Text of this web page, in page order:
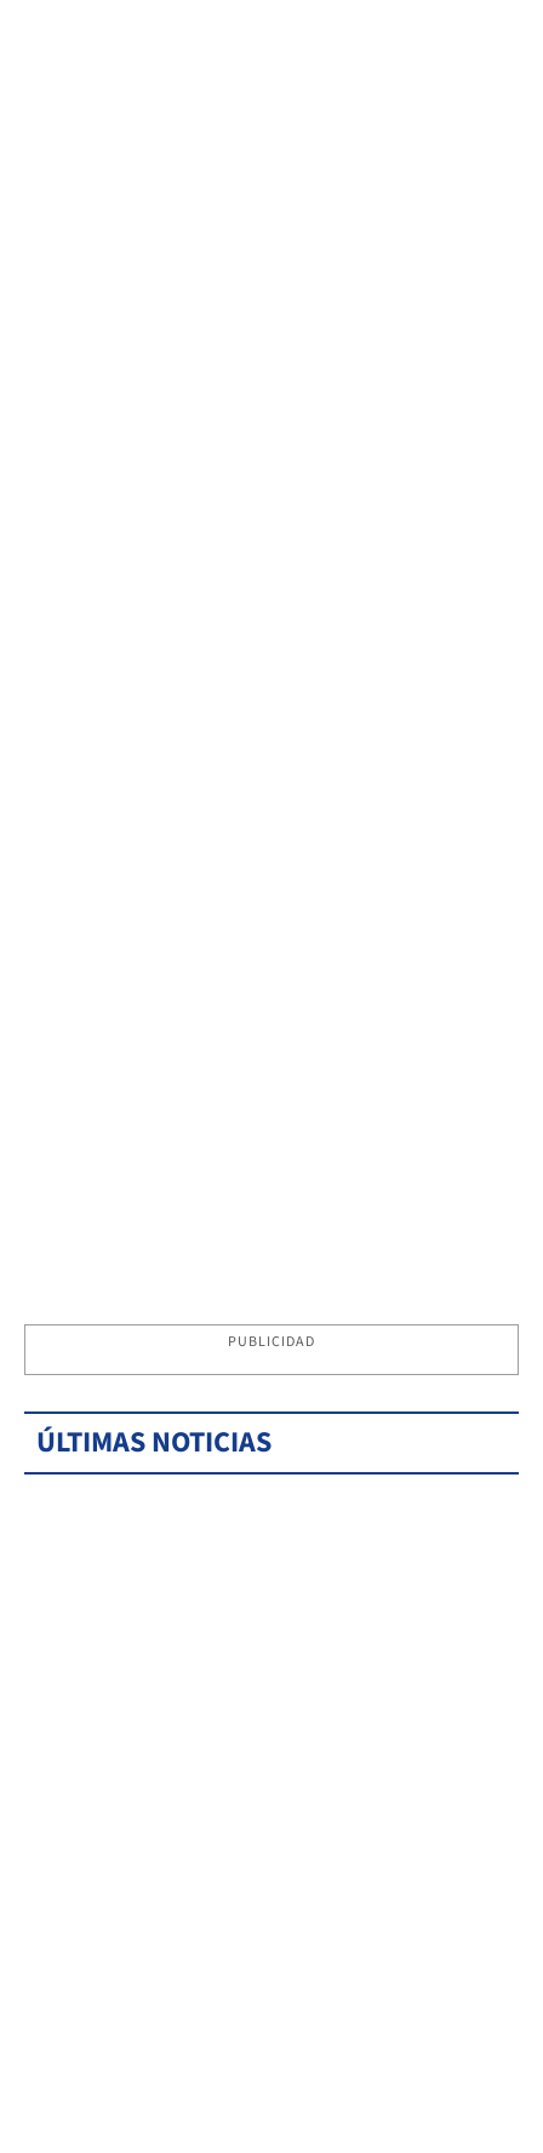
PUBLICIDAD
ÚLTIMAS NOTICIAS